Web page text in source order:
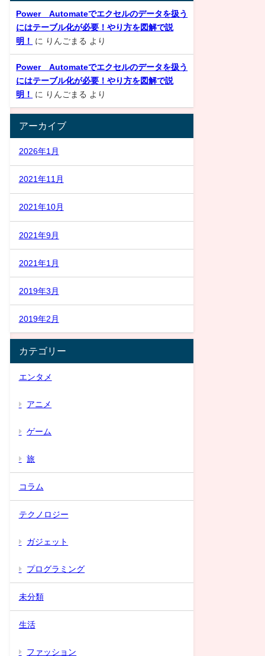
Power Automateでエクセルのデータを扱う
にはテーブル化が必要！やり方を図解で説
明！
に りんごまる より
Power Automateでエクセルのデータを扱う
にはテーブル化が必要！やり方を図解で説
明！
に りんごまる より
アーカイブ
2026年1月
2021年11月
2021年10月
2021年9月
2021年1月
2019年3月
2019年2月
カテゴリー
エンタメ
アニメ
ゲーム
旅
コラム
テクノロジー
ガジェット
プログラミング
未分類
生活
ファッション